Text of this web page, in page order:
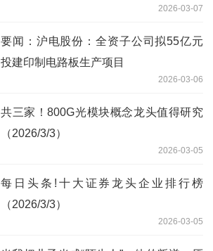
2026-03-07
要闻：沪电股份：全资子公司拟55亿元
投建印制电路板生产项目
2026-03-06
共三家！800G光模块概念龙头值得研究
（2026/3/3）
2026-03-05
每日头条!十大证券龙头企业排行榜
（2026/3/3）
2026-03-05